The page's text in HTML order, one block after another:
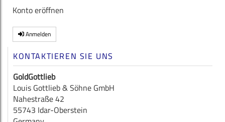
Konto eröffnen
Anmelden
KONTAKTIEREN SIE UNS
GoldGottlieb
Louis Gottlieb & Söhne GmbH
Nahestraße 42
55743 Idar-Oberstein